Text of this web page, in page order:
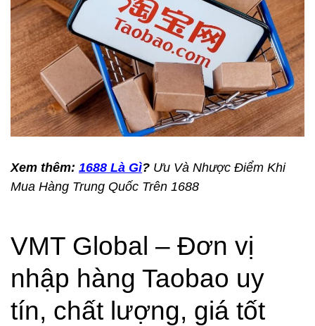
Xem thêm: 1688 Là Gì? Ưu Và Nhược Điểm Khi
Mua Hàng Trung Quốc Trên 1688
VMT Global – Đơn vị
nhập hàng Taobao uy
tín, chất lượng, giá tốt